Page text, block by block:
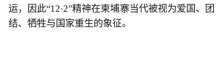
运，因此“12·2”精神在柬埔寨当代被视为爱国、团
结、牺牲与国家重生的象征。